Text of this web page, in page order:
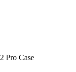
Pro Case